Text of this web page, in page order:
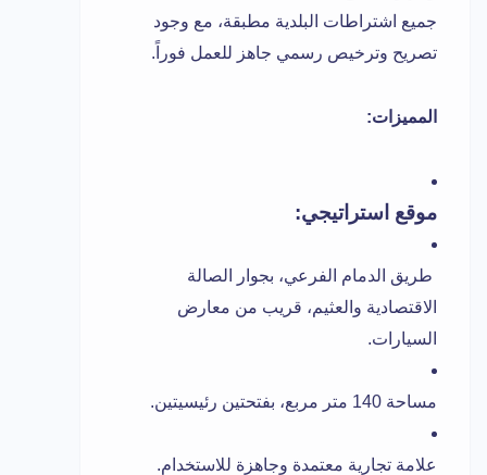
جميع اشتراطات البلدية مطبقة، مع وجود
تصريح وترخيص رسمي جاهز للعمل فوراً.
المميزات:
موقع استراتيجي:
طريق الدمام الفرعي، بجوار الصالة
الاقتصادية والعثيم، قريب من معارض
السيارات.
مساحة 140 متر مربع، بفتحتين رئيسيتين.
علامة تجارية معتمدة وجاهزة للاستخدام.